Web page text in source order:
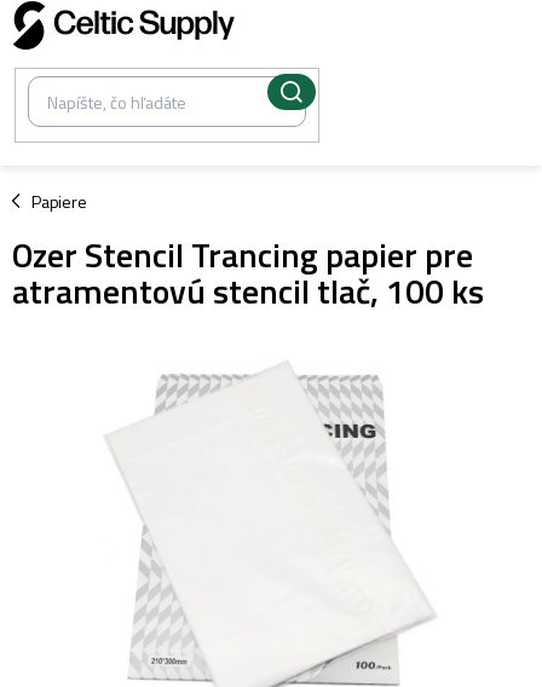
Prejsť
na
obsah
Papiere
/
Ozer Stencil Trancing papier pre
atramentovú stencil tlač, 100 ks